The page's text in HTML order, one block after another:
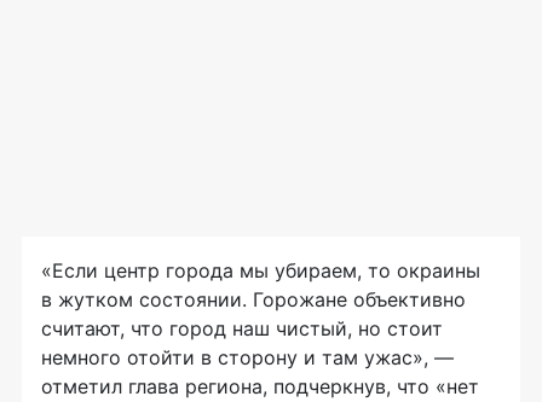
«Если центр города мы убираем, то окраины
в жутком состоянии. Горожане объективно
считают, что город наш чистый, но стоит
немного отойти в сторону и там ужас», —
отметил глава региона, подчеркнув, что «нет